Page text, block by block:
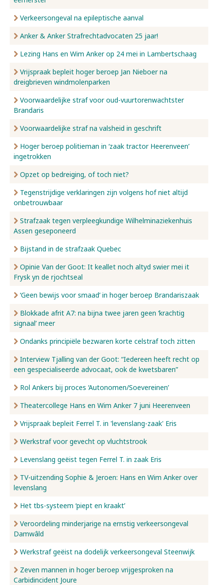
Verkeersongeval na epileptische aanval
Anker & Anker Strafrechtadvocaten 25 jaar!
Lezing Hans en Wim Anker op 24 mei in Lambertschaag
Vrijspraak bepleit hoger beroep Jan Nieboer na
dreigbrieven windmolenparken
Voorwaardelijke straf voor oud-vuurtorenwachtster
Brandaris
Voorwaardelijke straf na valsheid in geschrift
Hoger beroep politieman in ‘zaak tractor Heerenveen’
ingetrokken
Opzet op bedreiging, of toch niet?
Tegenstrijdige verklaringen zijn volgens hof niet altijd
onbetrouwbaar
Strafzaak tegen verpleegkundige Wilhelminaziekenhuis
Assen geseponeerd
Bijstand in de strafzaak Quebec
Opinie Van der Goot: It keallet noch altyd swier mei it
Frysk yn de rjochtseal
‘Geen bewijs voor smaad’ in hoger beroep Brandariszaak
Blokkade afrit A7: na bijna twee jaren geen ‘krachtig
signaal’ meer
Ondanks principiële bezwaren korte celstraf toch zitten
Interview Tjalling van der Goot: “Iedereen heeft recht op
een gespecialiseerde advocaat, ook de kwetsbaren”
Rol Ankers bij proces ‘Autonomen/Soevereinen’
Theatercollege Hans en Wim Anker 7 juni Heerenveen
Vrijspraak bepleit Ferrel T. in 'levenslang-zaak' Eris
Werkstraf voor gevecht op vluchtstrook
Levenslang geëist tegen Ferrel T. in zaak Eris
TV-uitzending Sophie & Jeroen: Hans en Wim Anker over
levenslang
Het tbs-systeem ‘piept en kraakt’
Veroordeling minderjarige na ernstig verkeersongeval
Damwâld
Werkstraf geëist na dodelijk verkeersongeval Steenwijk
Zeven mannen in hoger beroep vrijgesproken na
Carbidincident Joure